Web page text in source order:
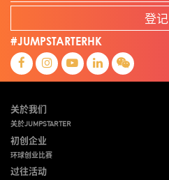
登记
#JUMPSTARTERHK
关於我们
关於JUMPSTARTER
初创企业
环球创业比赛
过往活动